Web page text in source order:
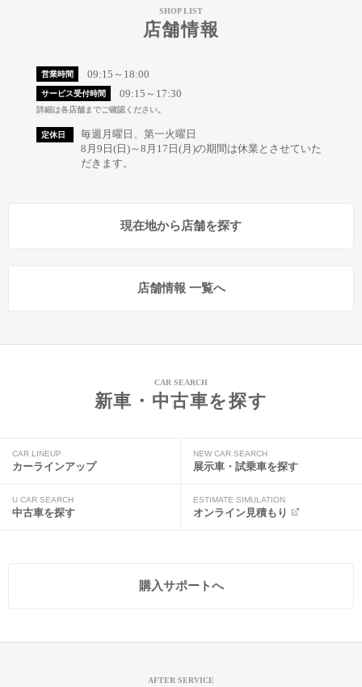
SHOP LIST
店舗情報
営業時間 09:15～18:00
サービス受付時間 09:15～17:30
詳細は各店舗までご確認ください。
定休日
毎週月曜日、第一火曜日
8月9日(日)～8月17日(月)の期間は休業とさせていた
だきます。
現在地から店舗を探す
店舗情報 一覧へ
CAR SEARCH
新車・中古車を探す
CAR LINEUP
カーラインアップ
NEW CAR SEARCH
展示車・試乗車を探す
U CAR SEARCH
中古車を探す
ESTIMATE SIMULATION
オンライン見積もり
購入サポートへ
AFTER SERVICE